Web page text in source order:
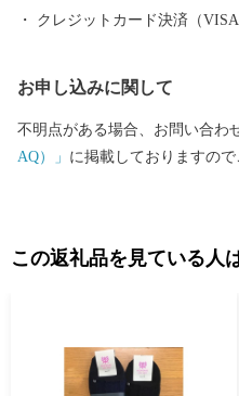
E-mail: ask-fc@furusato-
市 ワンストップ特例申請窓口
クレジットカード決済（VISA
お申し込みに関して
不明点がある場合、お問い合わ
AQ）」 に掲載しておりますので
この返礼品を見ている人